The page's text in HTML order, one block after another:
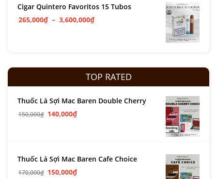
Cigar Quintero Favoritos 15 Tubos
265,000₫ – 3,600,000₫
TOP RATED
Thuốc Lá Sợi Mac Baren Double Cherry
150,000₫ 140,000₫
Thuốc Lá Sợi Mac Baren Cafe Choice
170,000₫ 150,000₫